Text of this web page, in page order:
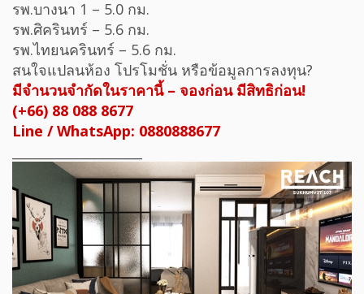
รพ.บางนา 1 – 5.0 กม.
รพ.ศิครินทร์ – 5.6 กม.
รพ.ไทยนครินทร์ – 5.6 กม.
สนใจแปลนห้อง โปรโมชั่น หรือข้อมูลการลงทุน?
มีจำนวนจำกัดในราคานี้ – จองก่อน มีสิทธิก่อน!
(+66) 88 088 8677
Line / WhatsApp: 0880888677